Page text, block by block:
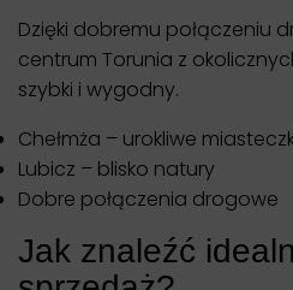
Dzięki dobremu połączeniu
centrum Torunia z
szybki i wygodny.
Chełmża – urokliwe
Lubicz – blisko natury
Dobre połączenia drogowe
Jak znaleźć